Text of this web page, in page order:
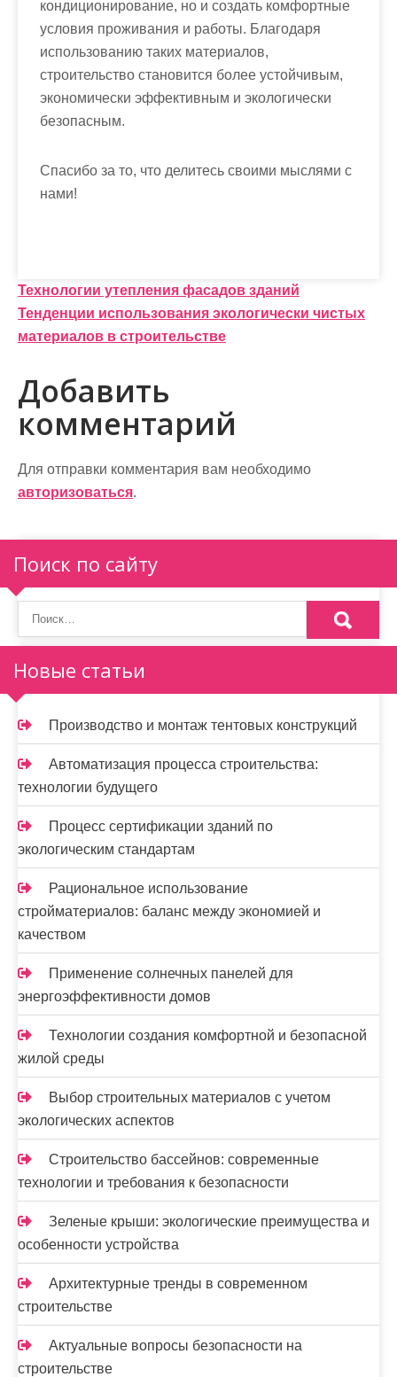
кондиционирование, но и создать комфортные
условия проживания и работы. Благодаря
использованию таких материалов,
строительство становится более устойчивым,
экономически эффективным и экологически
безопасным.
Спасибо за то, что делитесь своими мыслями с
нами!
Н
а
и
г
а
ц
я
п
о
з
а
п
и
с
я
м
Технологии утепления фасадов зданий
Тенденции использования экологически чистых
материалов в строительстве
Добавить
комментарий
Для отправки комментария вам необходимо
авторизоваться.
Поиск по сайту
Новые статьи
Производство и монтаж тентовых конструкций
Автоматизация процесса строительства:
технологии будущего
Процесс сертификации зданий по
экологическим стандартам
Рациональное использование
стройматериалов: баланс между экономией и
качеством
Применение солнечных панелей для
энергоэффективности домов
Технологии создания комфортной и безопасной
жилой среды
Выбор строительных материалов с учетом
экологических аспектов
Строительство бассейнов: современные
технологии и требования к безопасности
Зеленые крыши: экологические преимущества и
особенности устройства
Архитектурные тренды в современном
строительстве
Актуальные вопросы безопасности на
строительстве